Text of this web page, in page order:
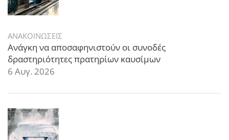
ΑΝΑΚΟΙΝΩΣΕΙΣ
Ανάγκη να αποσαφηνιστούν οι συνοδές
δραστηριότητες πρατηρίων καυσίμων
6 Αυγ. 2026